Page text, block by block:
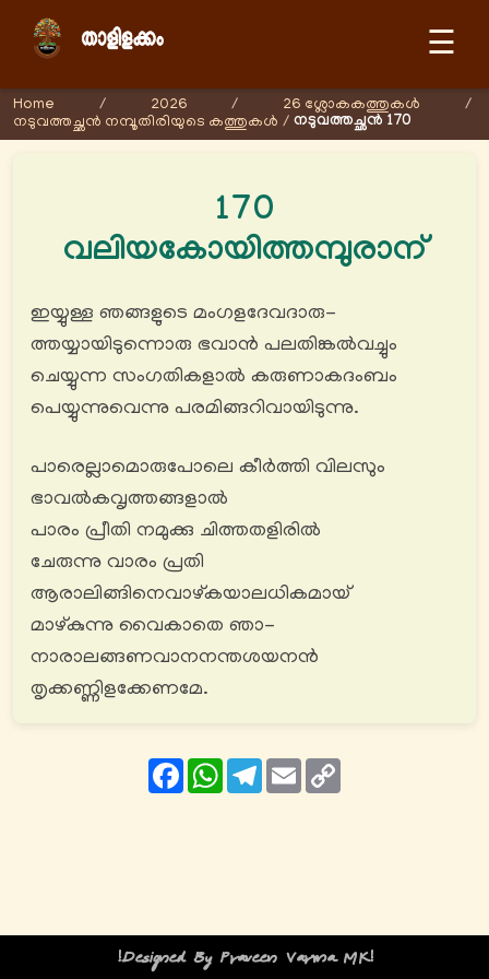
☰
Home / 2026 / 26 ശ്ലോകകത്തുകള്‍
/
നടുവത്തച്ഛൻ നമ്പൂതിരിയുടെ കത്തുകള്‍ / നടുവത്തച്ഛൻ 170
170
വലിയകോയിത്തമ്പുരാന്
ഇയ്യുള്ള ഞങ്ങളുടെ മംഗളദേവദാരു-
ത്തയ്യായിടുന്നൊരു ഭവാൻ പലതിങ്കൽവച്ചും
ചെയ്യുന്ന സംഗതികളാൽ കരുണാകദംബം
പെയ്യുന്നുവെന്നു പരമിങ്ങറിവായിടുന്നു.
പാരെല്ലാമൊരുപോലെ കീർത്തി വിലസും
ഭാവൽകവൃത്തങ്ങളാൽ
പാരം പ്രീതി നമുക്കു ചിത്തതളിരിൽ
ചേരുന്നു വാരം പ്രതി
ആരാലിങ്ങിനെവാഴ്‌കയാലധികമായ്
മാഴ്കുന്നു വൈകാതെ ഞാ-
നാരാലങ്ങണവാനനന്തശയനൻ
തൃക്കണ്ണിളക്കേണമേ.
FacebookWhatsAppTelegram
Email
!Designed By Praveen Varma MK!